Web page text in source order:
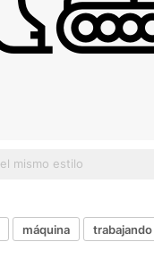
máquina trabajando